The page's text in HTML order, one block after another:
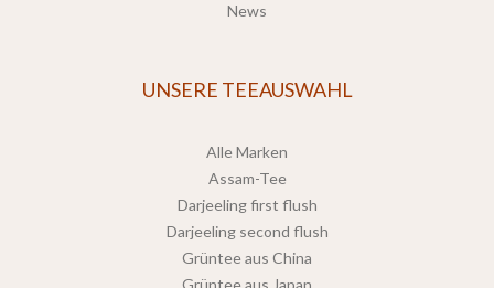
News
UNSERE TEEAUSWAHL
Alle Marken
Assam-Tee
Darjeeling first flush
Darjeeling second flush
Grüntee aus China